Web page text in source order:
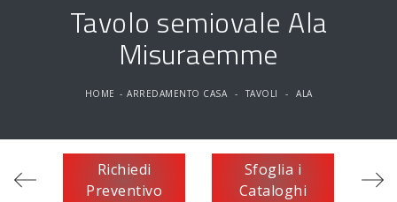
Tavolo semiovale Ala
Misuraemme
HOME - ARREDAMENTO CASA - TAVOLI - ALA
Richiedi
Preventivo
Sfoglia i
Cataloghi